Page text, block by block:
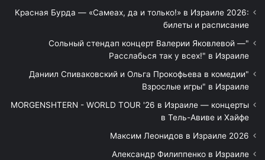
Красная Бурда — «Самеах, да и только!» в Израиле 2026:
билеты и расписание
"Сольный стендап концерт Валерии Яковлевой —
Расслабься так у всех!" в Израиле
"Даниил Спиваковский и Ольга Прокофьева в комедии
Взрослые игры" в Израиле
MORGENSHTERN - WORLD TOUR '26 в Израиле — концерты
в Тель-Авиве и Хайфе
Максим Леонидов в Израиле 2026
Александр Филиппенко в Израиле